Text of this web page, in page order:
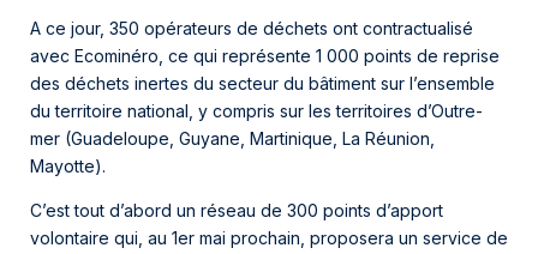
A ce jour, 350 opérateurs de déchets ont contractualisé
avec Ecominéro, ce qui représente 1 000 points de reprise
des déchets inertes du secteur du bâtiment sur l’ensemble
du territoire national, y compris sur les territoires d’Outre-
mer (Guadeloupe, Guyane, Martinique, La Réunion,
Mayotte).
C’est tout d’abord un réseau de 300 points d’apport
volontaire qui, au 1er mai prochain, proposera un service de